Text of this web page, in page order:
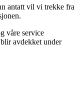
antatt vil vi trekke fra
våre service
avdekket under